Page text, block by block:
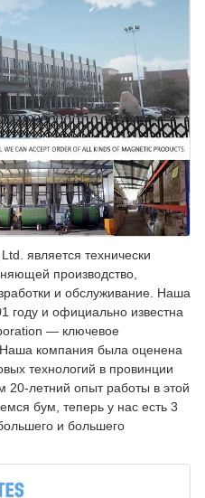
является технически
производство,
и обслуживание. Наша
году и официально известна
— ключевое
компания была оценена
технологий в провинции
20-летний опыт работы в этой
бум, теперь у нас есть 3
и большего